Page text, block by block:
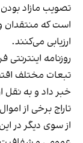
تصویب مازاد
است که منتقدان
ارزیابی می‌کنند.
روزنامه اینترنتی
تبعات مختلف
خبر داد و به نقل
تاراج برخی از
از سوی دیگر در